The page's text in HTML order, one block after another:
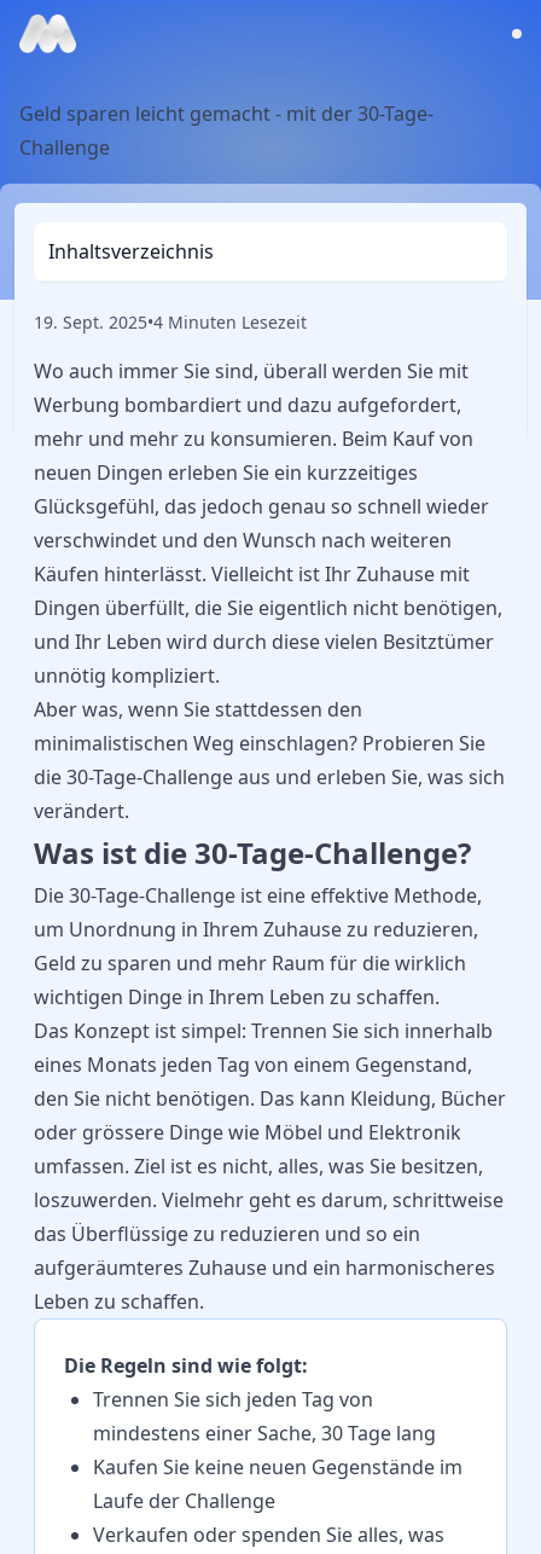
Geld sparen leicht gemacht - mit der 30-Tage-
Challenge
Inhaltsverzeichnis
19. Sept. 2025•4 Minuten Lesezeit
Wo auch immer Sie sind, überall werden Sie mit
Werbung bombardiert und dazu aufgefordert,
mehr und mehr zu konsumieren. Beim Kauf von
neuen Dingen erleben Sie ein kurzzeitiges
Glücksgefühl, das jedoch genau so schnell wieder
verschwindet und den Wunsch nach weiteren
Käufen hinterlässt. Vielleicht ist Ihr Zuhause mit
Dingen überfüllt, die Sie eigentlich nicht benötigen,
und Ihr Leben wird durch diese vielen Besitztümer
unnötig kompliziert.
Aber was, wenn Sie stattdessen den
minimalistischen Weg einschlagen? Probieren Sie
die 30-Tage-Challenge aus und erleben Sie, was sich
verändert.
Was ist die 30-Tage-Challenge?
Die 30-Tage-Challenge ist eine effektive Methode,
um Unordnung in Ihrem Zuhause zu reduzieren,
Geld zu sparen und mehr Raum für die wirklich
wichtigen Dinge in Ihrem Leben zu schaffen.
Das Konzept ist simpel: Trennen Sie sich innerhalb
eines Monats jeden Tag von einem Gegenstand,
den Sie nicht benötigen. Das kann Kleidung, Bücher
oder grössere Dinge wie Möbel und Elektronik
umfassen. Ziel ist es nicht, alles, was Sie besitzen,
loszuwerden. Vielmehr geht es darum, schrittweise
das Überflüssige zu reduzieren und so ein
aufgeräumteres Zuhause und ein harmonischeres
Leben zu schaffen.
Die Regeln sind wie folgt:
Trennen Sie sich jeden Tag von
mindestens einer Sache, 30 Tage lang
Kaufen Sie keine neuen Gegenstände im
Laufe der Challenge
Verkaufen oder spenden Sie alles, was